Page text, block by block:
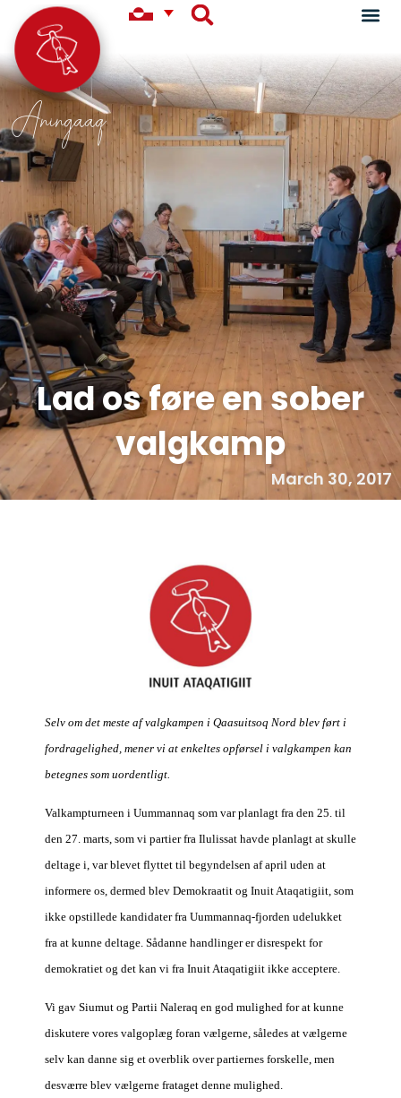
Aningaaq
Lad os føre en sober
valgkamp
March 30, 2017
Selv om det meste af valgkampen i Qaasuitsoq Nord blev ført i
fordragelighed, mener vi at enkeltes opførsel i valgkampen kan
betegnes som uordentligt.
Valkampturneen i Uummannaq som var planlagt fra den 25. til
den 27. marts, som vi partier fra Ilulissat havde planlagt at skulle
deltage i, var blevet flyttet til begyndelsen af april uden at
informere os, dermed blev Demokraatit og Inuit Ataqatigiit, som
ikke opstillede kandidater fra Uummannaq-fjorden udelukket
fra at kunne deltage. Sådanne handlinger er disrespekt for
demokratiet og det kan vi fra Inuit Ataqatigiit ikke acceptere.
Vi gav Siumut og Partii Naleraq en god mulighed for at kunne
diskutere vores valgoplæg foran vælgerne, således at vælgerne
selv kan danne sig et overblik over partiernes forskelle, men
desværre blev vælgerne frataget denne mulighed.